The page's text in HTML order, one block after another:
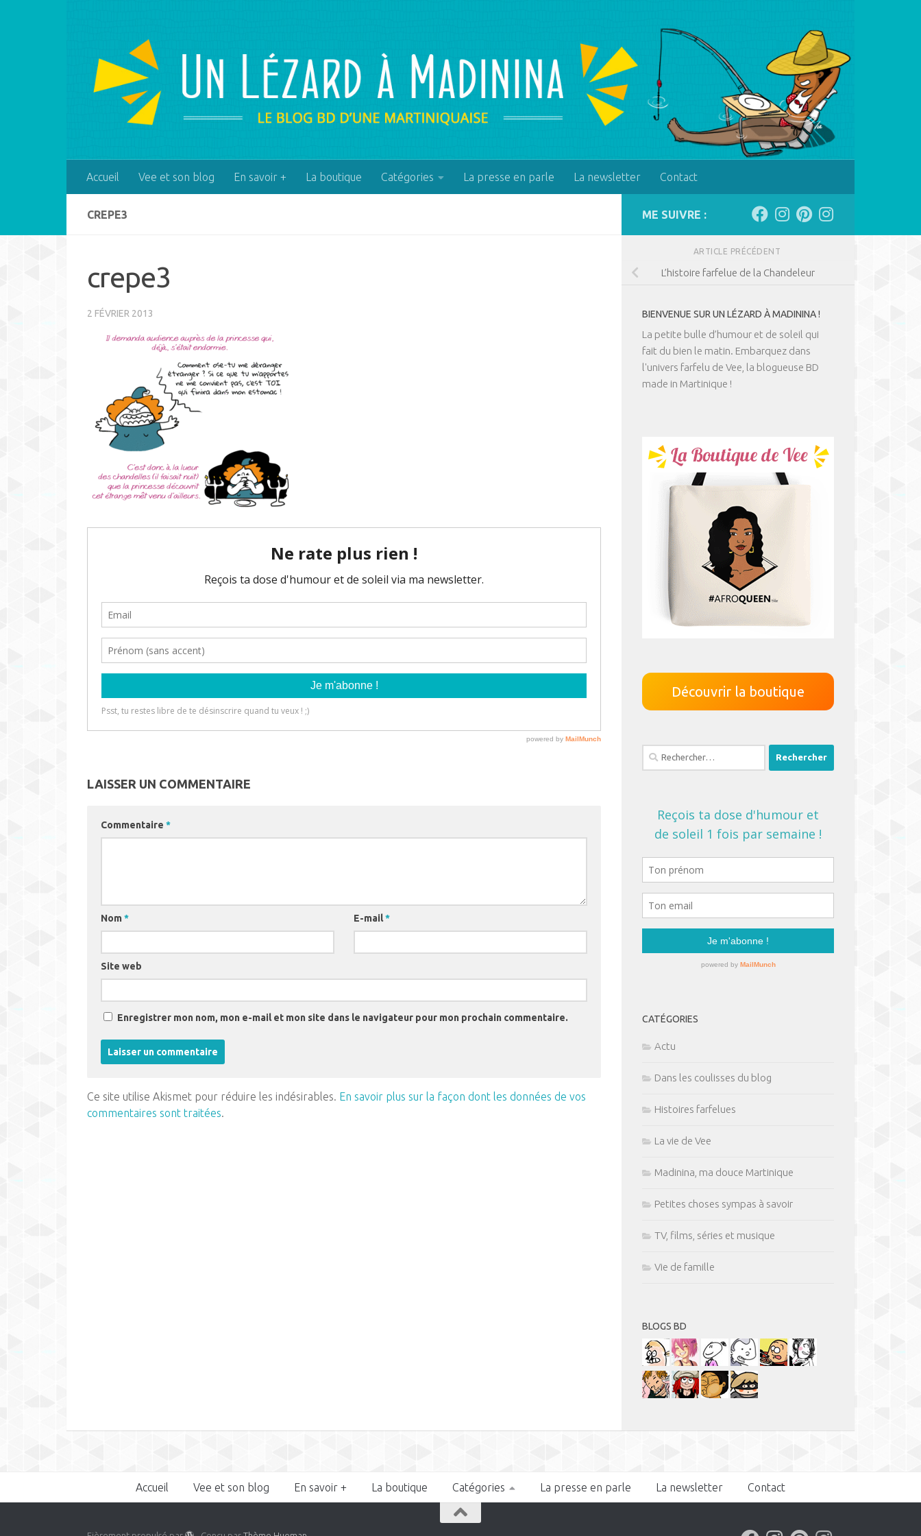
Accueil Vee et son blog En savoir + La boutique Catégories La presse en parle La newsletter Contact
CREPE3
crepe3
2 FÉVRIER 2013
LAISSER UN COMMENTAIRE
Commentaire *
Nom * E-mail*
Site web
Enregistrer mon nom, mon e-mail et mon site dans le navigateur pour mon prochain commentaire.
Ce site utilise Akismet pour réduire les indésirables. En savoir plus sur la façon dont les données de vos
commentaires sont traitées.
ME SUIVRE :
ARTICLE PRÉCÉDENT
L’histoire farfelue de la Chandeleur
BIENVENUE SUR UN LÉZARD À MADININA !
La petite bulle d’humour et de soleil qui
fait du bien le matin. Embarquez dans
l'univers farfelu de Vee, la blogueuse BD
made in Martinique !
Découvrir la boutique
Rechercher :
CATÉGORIES
Actu
Dans les coulisses du blog
Histoires farfelues
La vie de Vee
Madinina, ma douce Martinique
Petites choses sympas à savoir
TV, films, séries et musique
Vie de famille
BLOGS BD
Accueil Vee et son blog En savoir + La boutique Catégories La presse en parle La newsletter Contact